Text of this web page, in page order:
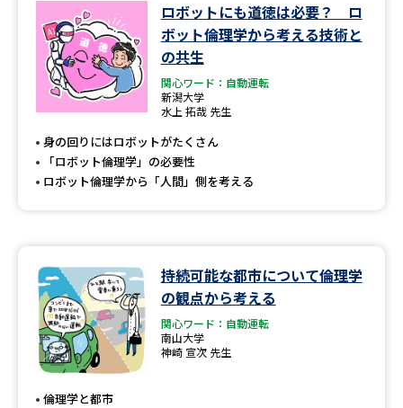
ロボットにも道徳は必要？ ロ
ボット倫理学から考える技術と
の共生
関心ワード：自動運転
新潟大学
水上 拓哉 先生
身の回りにはロボットがたくさん
「ロボット倫理学」の必要性
ロボット倫理学から「人間」側を考える
持続可能な都市について倫理学
の観点から考える
関心ワード：自動運転
南山大学
神崎 宣次 先生
倫理学と都市